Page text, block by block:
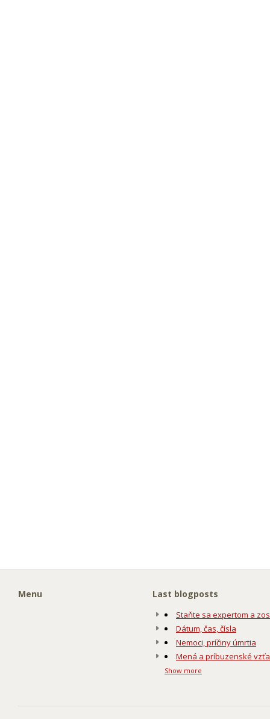
Menu Last blogposts
Staňte sa expertom a
Dátum, čas, čísla
Nemoci, príčiny úmrtia
Mená a príbuzenské
Show more